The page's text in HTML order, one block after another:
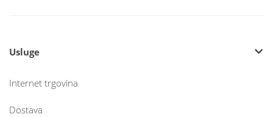
Usluge
Internet trgovina
Dostava